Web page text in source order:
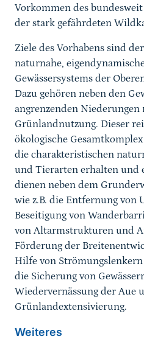
Vorkommen des
der stark gefährdeten
Ziele des Vorhabens sind
naturnahe,
Gewässersystems der
Dazu gehören neben den
angrenzenden
Grünlandnutzung. Dieser
ökologische
die charakteristischen
und Tierarten erhalten und
dienen neben dem
wie z.B. die Entfernung von
Beseitigung von
von Altarmstrukturen und
Förderung der
Hilfe von Strömungslenkern
die Sicherung von
Wiedervernässung der Aue
Grünlandextensivierung.
Weiteres